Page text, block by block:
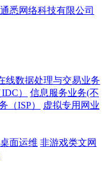
线数据处理与交易业务
）
信息服务业务(不
（ISP）
虚拟专用网业
桌面运维 非游戏类文网